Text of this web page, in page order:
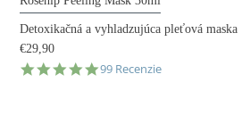
Detoxikačná a vyhladzujúca pleťová maska
€29,90
4.9
99 Recenzie